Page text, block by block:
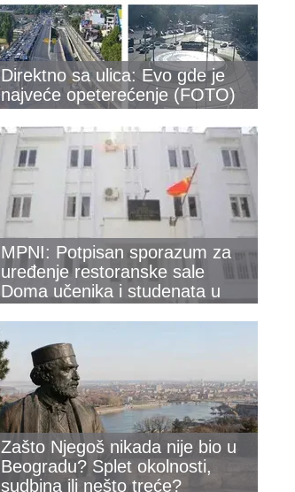
Direktno sa ulica: Evo gde je
najveće opeterećenje (FOTO)
MPNI: Potpisan sporazum za
uređenje restoranske sale
Doma učenika i studenata u
Zašto Njegoš nikada nije bio u
Beogradu? Splet okolnosti,
sudbina ili nešto treće?